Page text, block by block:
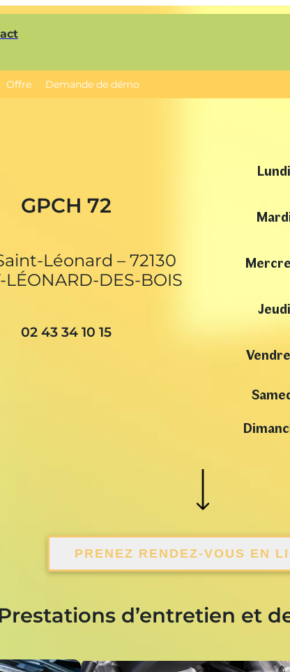
Offre Demande de démo
GPCH 72
Léonard – 72130
LÉONARD-DES-BOIS
02 43 34 10 15
Lundi
Jeudi
PRENEZ RENDEZ-VOUS EN
d’entretien et